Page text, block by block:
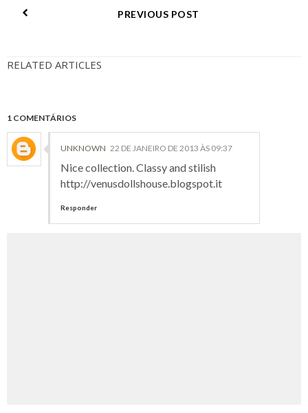
PREVIOUS POST
RELATED ARTICLES
1 COMENTÁRIOS
UNKNOWN 22 DE JANEIRO DE 2013 ÀS 09:37
Nice collection. Classy and stilish
http://venusdollshouse.blogspot.it
Responder